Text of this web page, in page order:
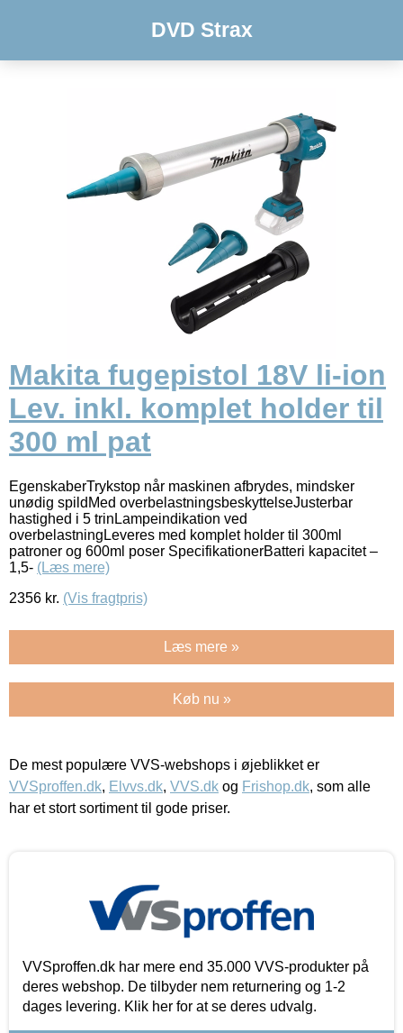
DVD Strax
Makita fugepistol 18V li-ion
Lev. inkl. komplet holder til
300 ml pat
EgenskaberTrykstop når maskinen afbrydes, mindsker
unødig spildMed overbelastningsbeskyttelseJusterbar
hastighed i 5 trinLampeindikation ved
overbelastningLeveres med komplet holder til 300ml
patroner og 600ml poser SpecifikationerBatteri kapacitet –
1,5- (Læs mere)
2356 kr. (Vis fragtpris)
Læs mere »
Køb nu »
De mest populære VVS-webshops i øjeblikket er
VVSproffen.dk, Elvvs.dk, VVS.dk og Frishop.dk, som alle
har et stort sortiment til gode priser.
VVSproffen.dk har mere end 35.000 VVS-produkter på
deres webshop. De tilbyder nem returnering og 1-2
dages levering. Klik her for at se deres udvalg.